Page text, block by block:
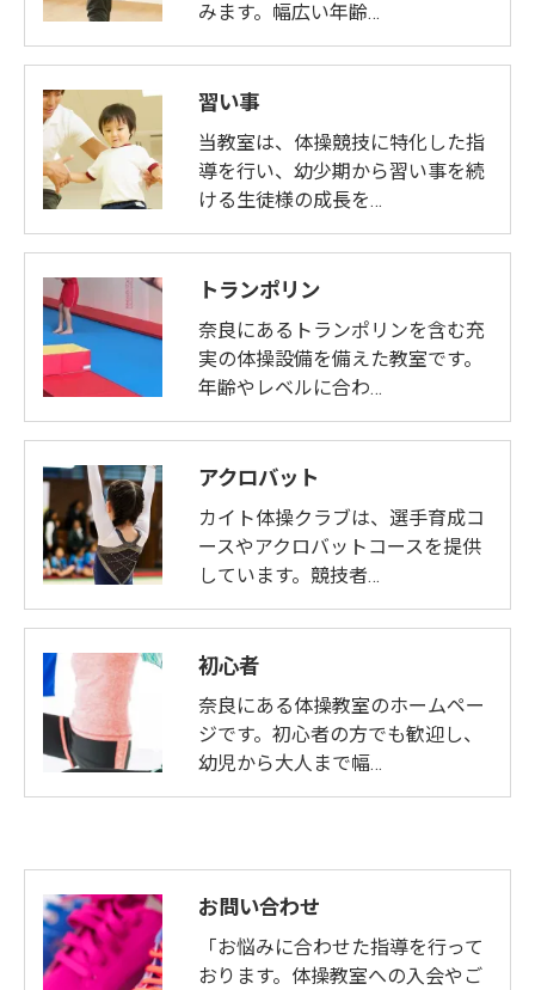
みます。幅広い年齢…
習い事
当教室は、体操競技に特化した指
導を行い、幼少期から習い事を続
ける生徒様の成長を…
トランポリン
奈良にあるトランポリンを含む充
実の体操設備を備えた教室です。
年齢やレベルに合わ…
アクロバット
カイト体操クラブは、選手育成コ
ースやアクロバットコースを提供
しています。競技者…
初心者
奈良にある体操教室のホームペー
ジです。初心者の方でも歓迎し、
幼児から大人まで幅…
お問い合わせ
「お悩みに合わせた指導を行って
おります。体操教室への入会やご